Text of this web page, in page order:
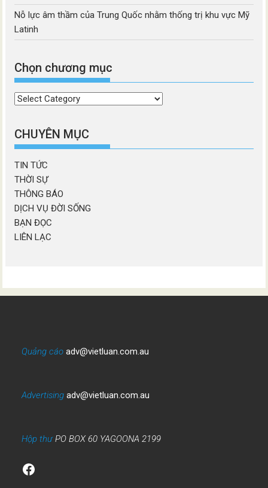
Nỗ lực âm thầm của Trung Quốc nhằm thống trị khu vực Mỹ
Latinh
Chọn chương mục
Chọn
mục
CHUYÊN MỤC
TIN TỨC
THỜI SỰ
THÔNG BÁO
DỊCH VỤ ĐỜI SỐNG
BẠN ĐỌC
LIÊN LẠC
Quảng cáo adv@vietluan.com.au
Advertising adv@vietluan.com.au
Hộp thưPO BOX 60 YAGOONA 2199
Facebook